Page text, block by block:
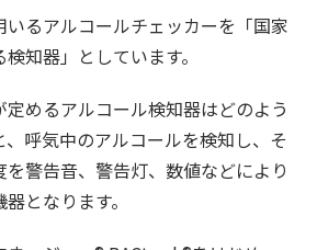
るアルコールチェッカーを「国家
知器」としています。
定めるアルコール検知器はどのよう
呼気中のアルコールを検知し、そ
警告音、警告灯、数値などにより
器となります。